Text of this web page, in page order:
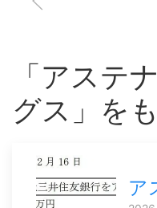
「アステ
グス」を
ア